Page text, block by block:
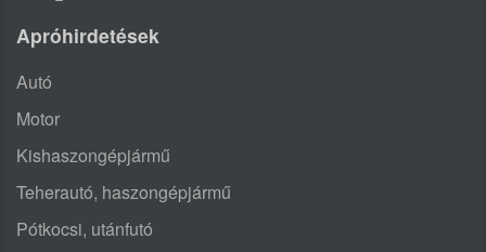
Apróhirdetések
Autó
Motor
Kishaszongépjármű
Teherautó, haszongépjármű
Pótkocsi, utánfutó